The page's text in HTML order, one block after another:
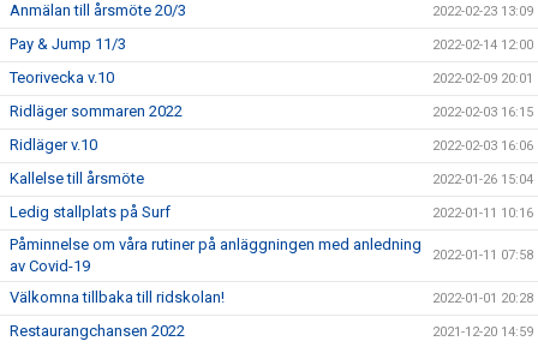
Anmälan till årsmöte 20/3 2022-02-23 13:09
Pay & Jump 11/3 2022-02-14 12:00
Teorivecka v.10 2022-02-09 20:01
Ridläger sommaren 2022 2022-02-03 16:15
Ridläger v.10 2022-02-03 16:06
Kallelse till årsmöte 2022-01-26 15:04
Ledig stallplats på Surf 2022-01-11 10:16
Påminnelse om våra rutiner på anläggningen med anledning
av Covid-19
2022-01-11 07:58
Välkomna tillbaka till ridskolan! 2022-01-01 20:28
Restaurangchansen 2022 2021-12-20 14:59